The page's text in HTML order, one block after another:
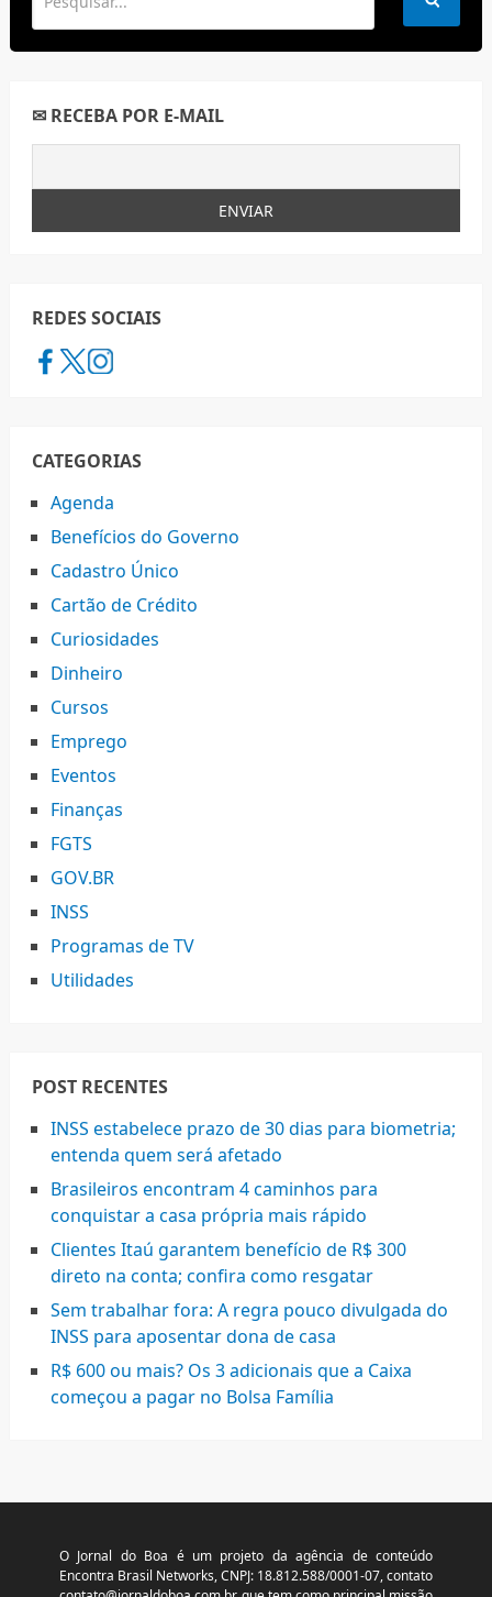
✉ RECEBA POR E-MAIL
REDES SOCIAIS
CATEGORIAS
Agenda
Benefícios do Governo
Cadastro Único
Cartão de Crédito
Curiosidades
Dinheiro
Cursos
Emprego
Eventos
Finanças
FGTS
GOV.BR
INSS
Programas de TV
Utilidades
POST RECENTES
INSS estabelece prazo de 30 dias para biometria;
entenda quem será afetado
Brasileiros encontram 4 caminhos para
conquistar a casa própria mais rápido
Clientes Itaú garantem benefício de R$ 300
direto na conta; confira como resgatar
Sem trabalhar fora: A regra pouco divulgada do
INSS para aposentar dona de casa
R$ 600 ou mais? Os 3 adicionais que a Caixa
começou a pagar no Bolsa Família
O Jornal do Boa é um projeto da agência de conteúdo
Encontra Brasil Networks, CNPJ: 18.812.588/0001-07, contato